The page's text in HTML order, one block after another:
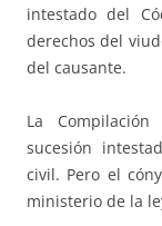
intestado del
derechos del
del causante.
La
sucesión
civil. Pero el
ministerio de la